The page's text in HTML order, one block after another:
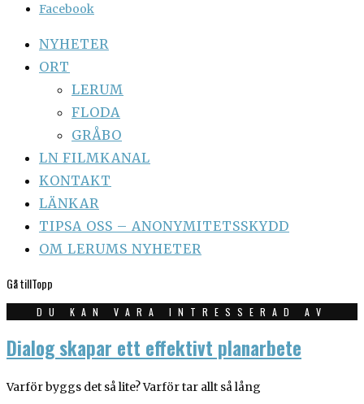
Facebook
NYHETER
ORT
LERUM
FLODA
GRÅBO
LN FILMKANAL
KONTAKT
LÄNKAR
TIPSA OSS – ANONYMITETSSKYDD
OM LERUMS NYHETER
Gå tillTopp
DU KAN VARA INTRESSERAD AV
Dialog skapar ett effektivt planarbete
Varför byggs det så lite? Varför tar allt så lång